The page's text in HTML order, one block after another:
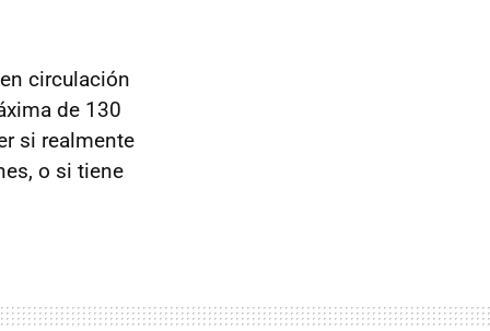
circulación
de 130
si realmente
o si tiene